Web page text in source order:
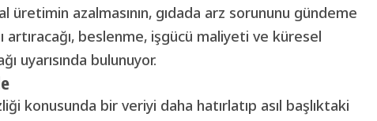
üretimin azalmasının, gıdada arz sorununu gündeme
artıracağı, beslenme, işgücü maliyeti ve küresel
uyarısında bulunuyor.
konusunda bir veriyi daha hatırlatıp asıl başlıktaki